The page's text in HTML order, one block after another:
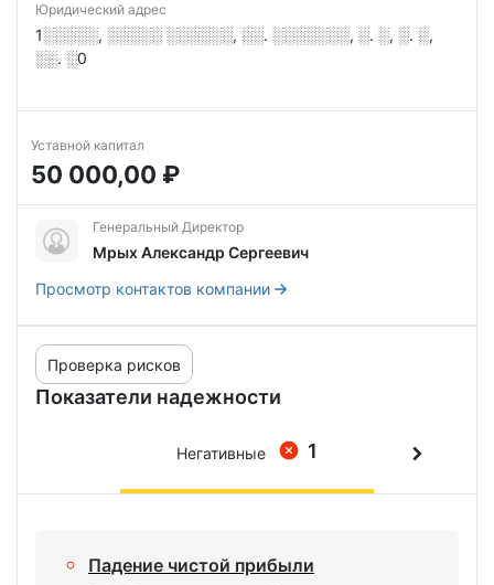
Юридический адрес
1░░░░░, ░░░░░ ░░░░░░, ░░. ░░░░░░░, ░. ░, ░. ░,
░░. ░0
Уставной капитал
50 000,00 ₽
Генеральный Директор
Мрых Александр Сергеевич
Просмотр контактов компании
Показатели надежности
Проверка рисков
1
Негативные
Падение чистой прибыли